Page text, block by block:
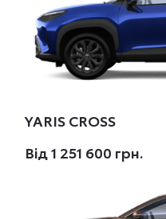
YARIS CROSS
Вiд 1 251 600 грн.